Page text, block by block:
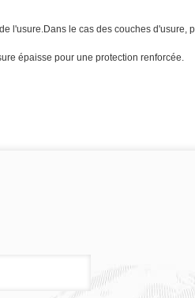
l'usure.Dans le cas des couches d'usure,
épaisse pour une protection renforcée.